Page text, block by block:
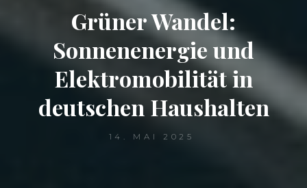
Grüner Wandel:
Sonnenenergie und
Elektromobilität in
deutschen Haushalten
14. MAI 2025